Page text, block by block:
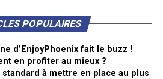
POPULAIRES
d’EnjoyPhoenix fait le buzz !
en profiter au mieux ?
à mettre en place au plus